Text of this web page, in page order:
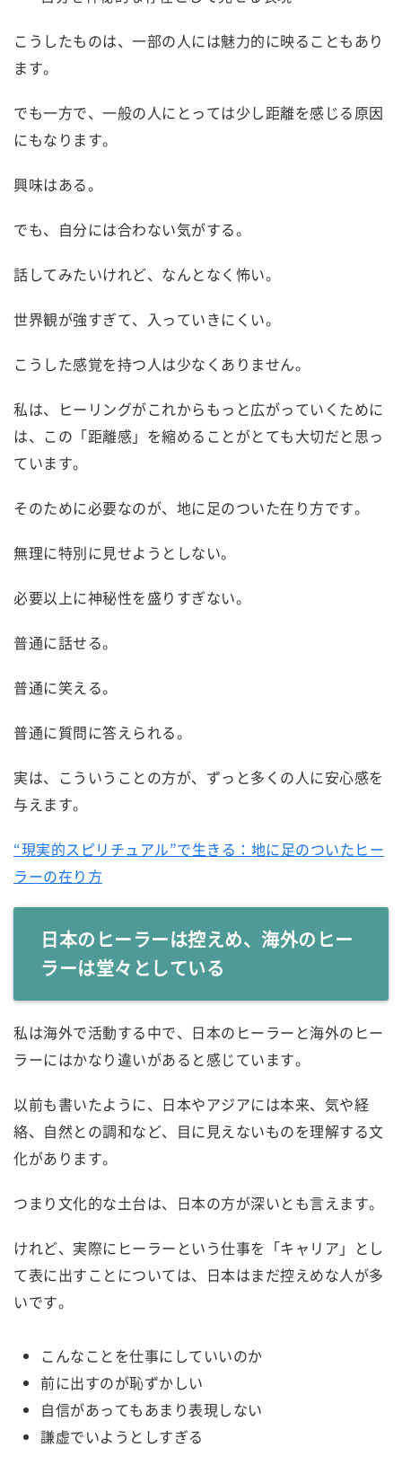
こうしたものは、一部の人には魅力的に映ることもあり
ます。
でも一方で、一般の人にとっては少し距離を感じる原因
にもなります。
興味はある。
でも、自分には合わない気がする。
話してみたいけれど、なんとなく怖い。
世界観が強すぎて、入っていきにくい。
こうした感覚を持つ人は少なくありません。
私は、ヒーリングがこれからもっと広がっていくために
は、この「距離感」を縮めることがとても大切だと思っ
ています。
そのために必要なのが、地に足のついた在り方です。
無理に特別に見せようとしない。
必要以上に神秘性を盛りすぎない。
普通に話せる。
普通に笑える。
普通に質問に答えられる。
実は、こういうことの方が、ずっと多くの人に安心感を
与えます。
“現実的スピリチュアル”で生きる：地に足のついたヒー
ラーの在り方
日本のヒーラーは控えめ、海外のヒー
ラーは堂々としている
私は海外で活動する中で、日本のヒーラーと海外のヒー
ラーにはかなり違いがあると感じています。
以前も書いたように、日本やアジアには本来、気や経
絡、自然との調和など、目に見えないものを理解する文
化があります。
つまり文化的な土台は、日本の方が深いとも言えます。
けれど、実際にヒーラーという仕事を「キャリア」とし
て表に出すことについては、日本はまだ控えめな人が多
いです。
こんなことを仕事にしていいのか
前に出すのが恥ずかしい
自信があってもあまり表現しない
謙虚でいようとしすぎる